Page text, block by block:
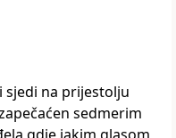
sjedi na prijestolju
sedmerim